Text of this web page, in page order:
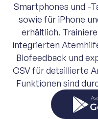
Smartphones und -
sowie für iPhone
erhältlich.
integrierten
Biofeedback und
CSV für detaillierte
Funktionen sind